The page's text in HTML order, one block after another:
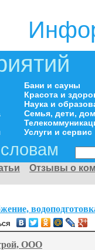
Бани и сауны
Красота и
Наука и
Семья, дети,
Услуги и сервис
Отзывы о
ООО